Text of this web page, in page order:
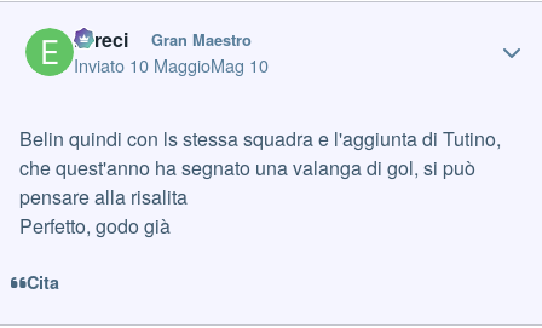
Erreci Gran Maestro
Inviato 10 MaggioMag 10
Belin quindi con ls stessa squadra e l'aggiunta di Tutino,
che quest'anno ha segnato una valanga di gol, si può
pensare alla risalita
Perfetto, godo già
Cita